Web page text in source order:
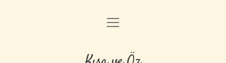
Anasayfa
Gizlilik Politikası
menüyü